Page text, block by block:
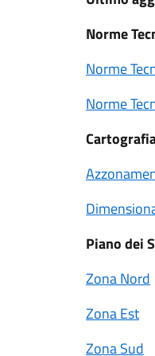
Norme
Norme
Norme
Piano dei
Zona Nord
Zona Est
Zona Sud